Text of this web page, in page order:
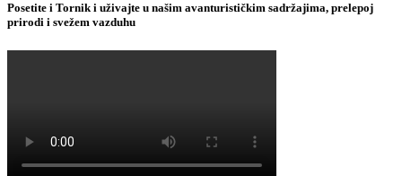
Posetite i Tornik i uživajte u našim avanturističkim sadržajima, prelepoj
prirodi i svežem vazduhu